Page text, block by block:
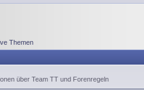
Themen
über Team TT und Forenregeln